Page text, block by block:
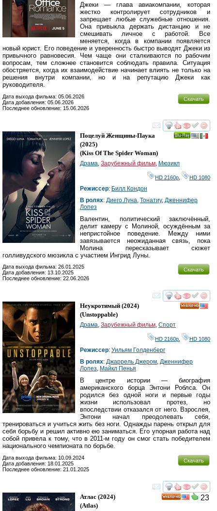
Джеки — глава авиакомпании, которая
жестко контролирует сотрудников и
запрещает любые служебные отношения.
Она привыкла держать дистанцию и не
смешивать личное с работой. Все
меняется, когда в компании появляется
новый юрист. Его поведение и уверенность быстро выводят Джеки из
привычного равновесия. Чем чаще они сталкиваются по рабочим
вопросам, тем сложнее становится соблюдать правила. Ситуация
обостряется, когда их взаимодействие начинает влиять не только на
решения внутри компании, но и на репутацию Джеки как
руководителя.
Скачать
Дата выхода фильма: 05.06.2026
Дата добавления: 05.06.2026
Последнее обновление: 15.06.2026
смотреть
Поцелуй Женщины-Паука
(2025)
(Kiss Of The Spider Woman)
Драма Зарубежный фильм Мюзикл
HD 2160р HD 1080
Режиссер: Билл Кондон
В ролях: Диего Луна Тонатиу, Дженнифер
Лопез
Валентин, политический заключённый,
делит камеру с Молиной, осуждённым за
непристойное поведение. Между ними
завязывается неожиданная связь, пока
Молина пересказывает сюжет
голливудского мюзикла с участием Ингрид Луны.
Скачать
Дата выхода фильма: 26.01.2025
Дата добавления: 13.10.2025
Последнее обновление: 22.06.2026
смотреть
Неукротимый (2024)
(Unstoppable)
Драма, Зарубежный фильм, Спорт
HD 2160р HD 1080
Режиссер: Уильям Голденберг
В ролях: Джаррель Джером, Дженнифер
Лопез, Майкл Пенья
В центре истории — биография
американского борца Энтони Роблса. Он
родился без одной ноги и первые годы
жизни использовал протез, но
впоследствии отказался от него. Взрослея,
Энтони начал преодолевать себя,
тренироваться и учиться жить без ноги. Однажды парень открыл для
себя борьбу и решил активно ею заниматься. Его упорная работа над
собой привела к тому, что в 2011-м году он смог стать победителем
национального чемпионата по борьбе.
Скачать
Дата выхода фильма: 10.09.2024
Дата добавления: 18.01.2025
Последнее обновление: 21.01.2025
смотреть
23
Атлас (2024)
(Atlas)